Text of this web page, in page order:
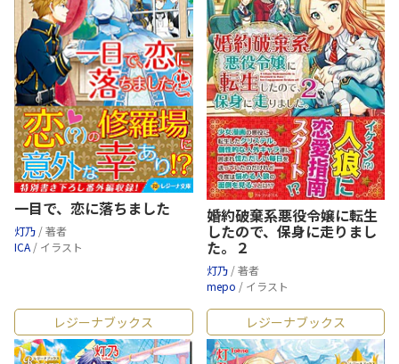
一目で、恋に落ちました
灯乃 / 著者
ICA / イラスト
婚約破棄系悪役令嬢に転生
したので、保身に走りまし
た。２
灯乃 / 著者
mepo / イラスト
レジーナブックス レジーナブックス